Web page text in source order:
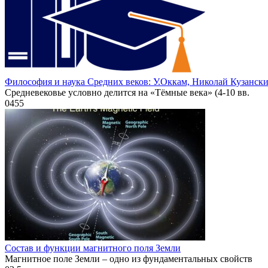
Философия и наука Средних веков: У.Оккам, Николай
Средневековье условно делится на «Тёмные века» (4-10 вв.
0455
Состав и функции магнитного поля Земли
Магнитное поле Земли – одно из фундаментальных свойств